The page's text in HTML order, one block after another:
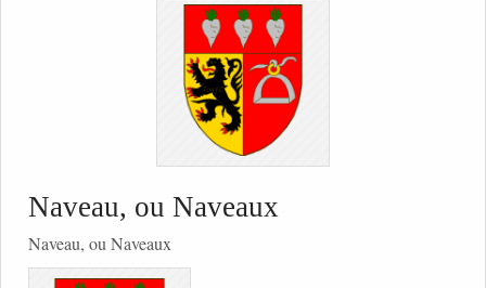
Naveau, ou Naveaux
Naveau, ou Naveaux